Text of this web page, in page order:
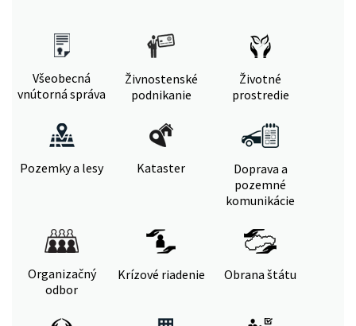
Všeobecná
vnútorná správa
Živnostenské
podnikanie
Životné
prostredie
Pozemky a lesy Kataster
Doprava a
pozemné
komunikácie
Organizačný
odbor
Krízové riadenie Obrana štátu